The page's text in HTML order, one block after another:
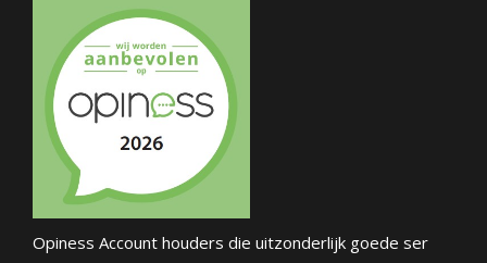
Opiness Account houders die uitzonderlijk goede ser